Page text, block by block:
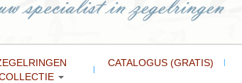
CATALOGUS (GRATIS)